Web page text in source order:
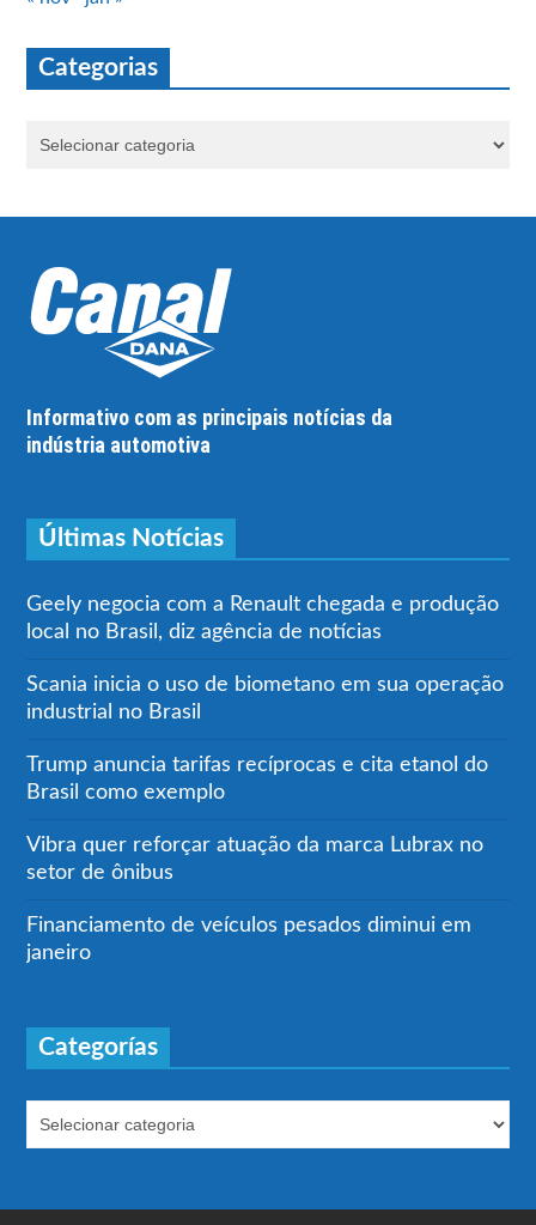
Categorias
Informativo com as principais notícias da
indústria automotiva
Últimas Notícias
Geely negocia com a Renault chegada e produção
local no Brasil, diz agência de notícias
Scania inicia o uso de biometano em sua operação
industrial no Brasil
Trump anuncia tarifas recíprocas e cita etanol do
Brasil como exemplo
Vibra quer reforçar atuação da marca Lubrax no
setor de ônibus
Financiamento de veículos pesados diminui em
janeiro
Categorías